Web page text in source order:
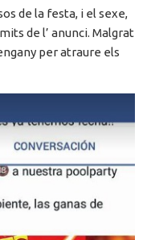
de la festa, i el sexe,
de l’ anunci. Malgrat
per atraure els